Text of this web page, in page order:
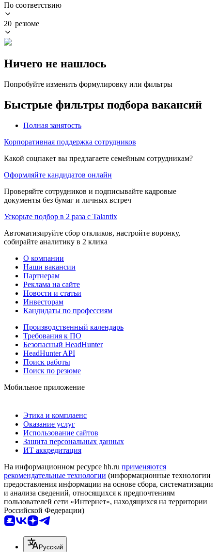
По соответствию
20 резюме
Ничего не нашлось
Попробуйте изменить формулировку или фильтры
Быстрые фильтры подбора вакансий
Полная занятость
Корпоративная поддержка сотрудников
Какой соцпакет вы предлагаете семейным сотрудникам?
Оформляйте кандидатов онлайн
Проверяйте сотрудников и подписывайте кадровые
документы без бумаг и личных встреч
Ускорьте подбор в 2 раза с Talantix
Автоматизируйте сбор откликов, настройте воронку,
собирайте аналитику в 2 клика
О компании
Наши вакансии
Партнерам
Реклама на сайте
Новости и статьи
Инвесторам
Кандидаты по профессиям
Производственный календарь
Требования к ПО
Безопасный HeadHunter
HeadHunter API
Поиск работы
Поиск по резюме
Мобильное приложение
Этика и комплаенс
Оказание услуг
Использование сайтов
Защита персональных данных
ИТ аккредитация
На информационном ресурсе hh.ru применяются
рекомендательные технологии (информационные технологии
предоставления информации на основе сбора, систематизации
и анализа сведений, относящихся к предпочтениям
пользователей сети «Интернет», находящихся на территории
Российской Федерации)
Русский